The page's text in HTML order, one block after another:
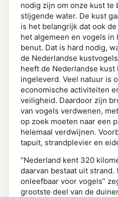
nodig zijn om onze kust te
stijgende water. De kust
is het belangrijk dat ook
het algemeen en vogels
benut. Dat is hard nodig,
de Nederlandse
heeft de Nederlandse
ingeleverd. Veel natuur is
economische activiteiten
veiligheid. Daardoor zijn
van vogels verdwenen,
op zoek moeten naar een
helemaal verdwijnen.
tapuit, strandplevier en
“Nederland kent 320
daarvan bestaat uit strand.
onleefbaar voor vogels”
grootste deel van de